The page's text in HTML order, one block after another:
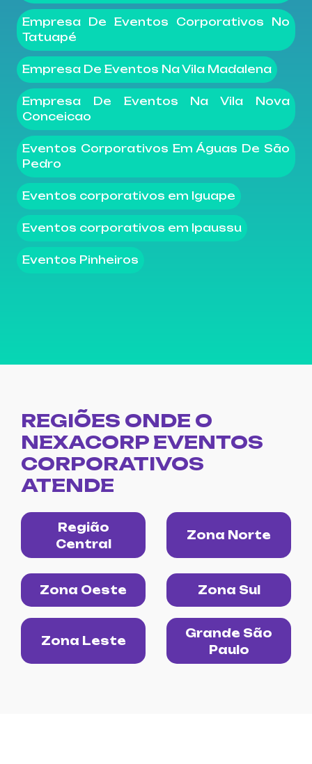
Empresa De Eventos Corporativos No
Tatuapé
Empresa De Eventos Na Vila Madalena
Empresa De Eventos Na Vila Nova
Conceicao
Eventos Corporativos Em Águas De São
Pedro
Eventos corporativos em Iguape
Eventos corporativos em Ipaussu
Eventos Pinheiros
REGIÕES ONDE O
NEXACORP EVENTOS
CORPORATIVOS
ATENDE
Região
Central
Zona Norte
Zona Oeste Zona Sul
Zona Leste
Grande São
Paulo